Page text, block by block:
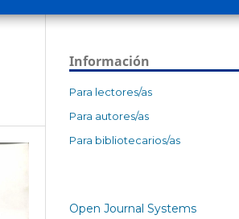
Información
Para lectores/as
Para autores/as
Para bibliotecarios/as
Open Journal Systems